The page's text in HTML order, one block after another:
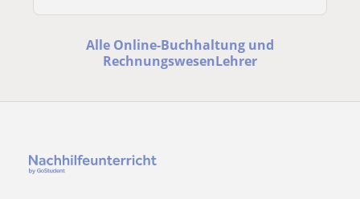
Alle Online-Buchhaltung und
RechnungswesenLehrer